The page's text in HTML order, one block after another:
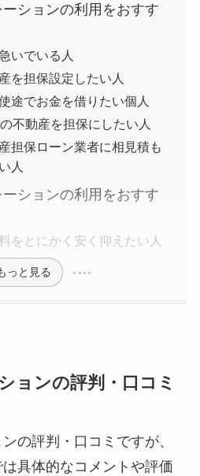
ションの利用をおすす
いでいる人
を担保設定したい人
途でお金を借りたい個人
不動産を担保にしたい人
担保ローン業者に相見積も
人
ションの利用をおすす
をとにかく安く抑えたい人
っと見る
ョンの評判・口コミ
の評判・口コミですが、
具体的なコメントや評価